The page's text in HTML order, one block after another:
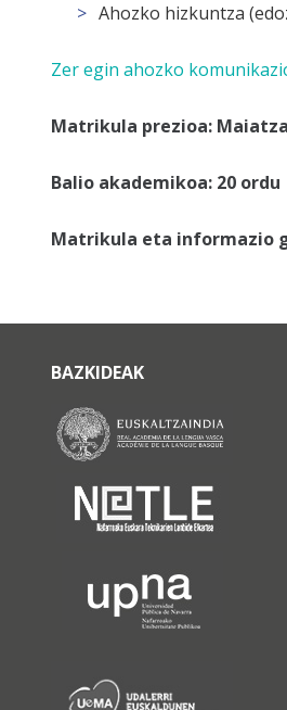
Ahozko hizkuntza
Zer egin ahozko
Matrikula prezioa:
Balio akademikoa: 20 ordu
Matrikula eta informazio
BAZKIDEAK